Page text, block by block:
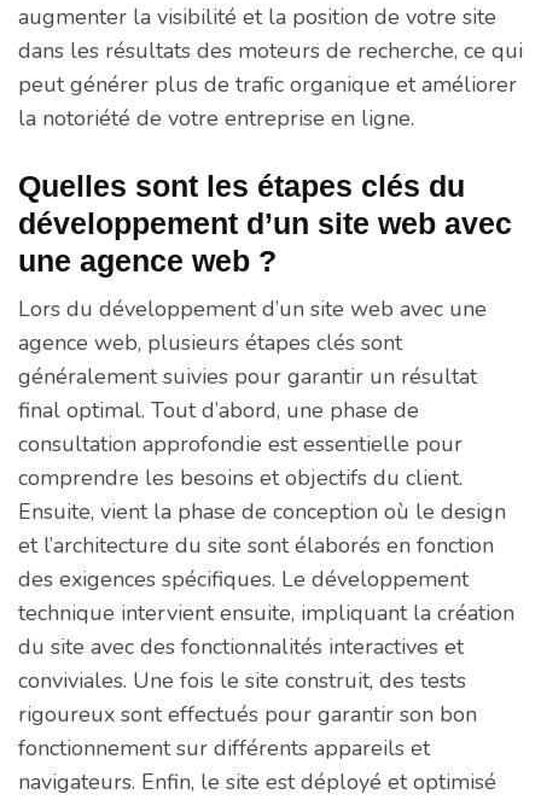
augmenter la visibilité et la position de votre site
dans les résultats des moteurs de recherche, ce qui
peut générer plus de trafic organique et améliorer
la notoriété de votre entreprise en ligne.
Quelles sont les étapes clés du
développement d’un site web avec
une agence web ?
Lors du développement d’un site web avec une
agence web, plusieurs étapes clés sont
généralement suivies pour garantir un résultat
final optimal. Tout d’abord, une phase de
consultation approfondie est essentielle pour
comprendre les besoins et objectifs du client.
Ensuite, vient la phase de conception où le design
et l’architecture du site sont élaborés en fonction
des exigences spécifiques. Le développement
technique intervient ensuite, impliquant la création
du site avec des fonctionnalités interactives et
conviviales. Une fois le site construit, des tests
rigoureux sont effectués pour garantir son bon
fonctionnement sur différents appareils et
navigateurs. Enfin, le site est déployé et optimisé